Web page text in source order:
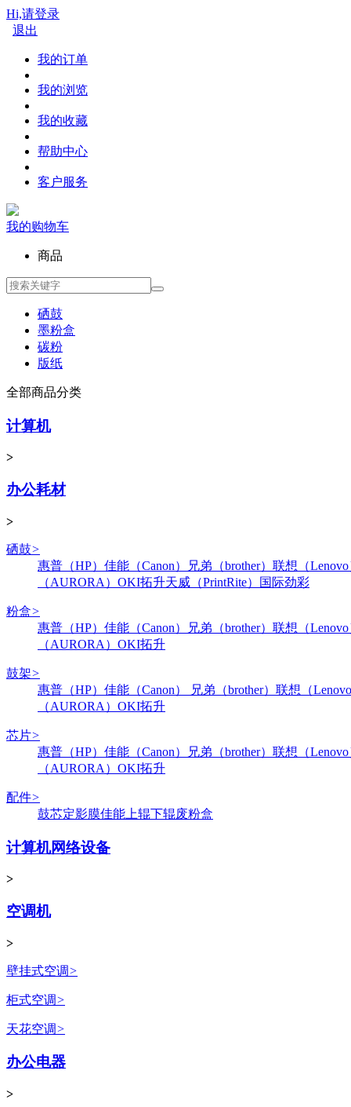
Hi,请登录
退出
我的订单
我的浏览
我的收藏
帮助中心
客户服务
我的购物车
商品
硒鼓
墨粉盒
碳粉
版纸
全部商品分类
计算机
>
办公耗材
>
硒鼓>
惠普（HP） 佳能（Canon） 兄弟（brother） 联想（
（AURORA） OKI拓升天威（PrintRite） 国际劲彩
粉盒>
惠普（HP） 佳能（Canon） 兄弟（brother） 联想（
（AURORA） OKI拓升
鼓架>
惠普（HP） 佳能（Canon） 兄弟（brother） 联想（
（AURORA） OKI拓升
芯片>
惠普（HP） 佳能（Canon） 兄弟（brother） 联想（
（AURORA） OKI拓升
配件>
鼓芯定影膜佳能 上辊下辊废粉盒
计算机网络设备
>
空调机
>
壁挂式空调>
柜式空调>
天花空调>
办公电器
>